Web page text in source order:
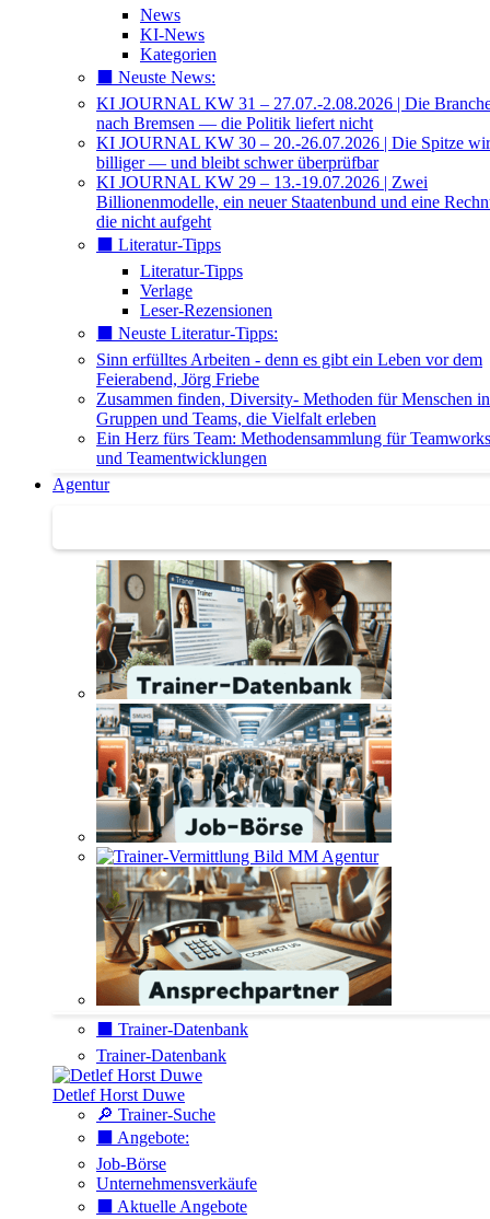
News
KI-News
Kategorien
⬛️ Neuste News:
KI JOURNAL KW 31 – 27.07.-2.08.2026 | Die
nach Bremsen — die Politik liefert nicht
KI JOURNAL KW 30 – 20.-26.07.2026 | Die Spitze
billiger — und bleibt schwer überprüfbar
KI JOURNAL KW 29 – 13.-19.07.2026 | Zwei
Billionenmodelle, ein neuer Staatenbund und eine
die nicht aufgeht
⬛️ Literatur-Tipps
Literatur-Tipps
Verlage
Leser-Rezensionen
⬛️ Neuste Literatur-Tipps:
Sinn erfülltes Arbeiten - denn es gibt ein Leben vor dem
Feierabend, Jörg Friebe
Zusammen finden, Diversity- Methoden für Menschen in
Gruppen und Teams, die Vielfalt erleben
Ein Herz fürs Team: Methodensammlung für
und Teamentwicklungen
Agentur
⬛️ Trainer-Datenbank
Trainer-Datenbank
Detlef Horst Duwe
🔎 Trainer-Suche
⬛️ Angebote:
Job-Börse
Unternehmensverkäufe
⬛️ Aktuelle Angebote